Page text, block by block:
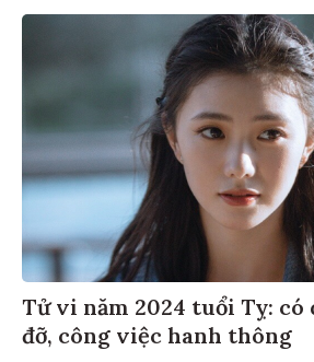
Tử vi năm 2024 tuổi Tỵ:
đỡ, công việc hanh thông